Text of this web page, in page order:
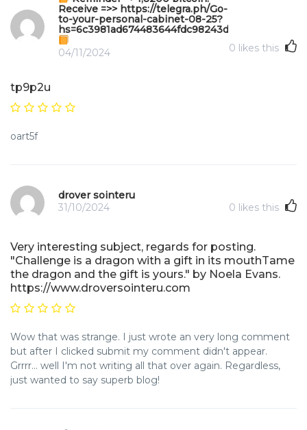
Receive =>> https://telegra.ph/Go-
to-your-personal-cabinet-08-25?
hs=6c3981ad674483644fdc98243d64f455&
04/11/2024
0 likes this
tp9p2u
oart5f
drover sointeru
31/10/2024
0 likes this
Very interesting subject, regards for posting.
"Challenge is a dragon with a gift in its mouthTame
the dragon and the gift is yours." by Noela Evans.
https://www.droversointeru.com
Wow that was strange. I just wrote an very long comment
but after I clicked submit my comment didn't appear.
Grrrr... well I'm not writing all that over again. Regardless,
just wanted to say superb blog!